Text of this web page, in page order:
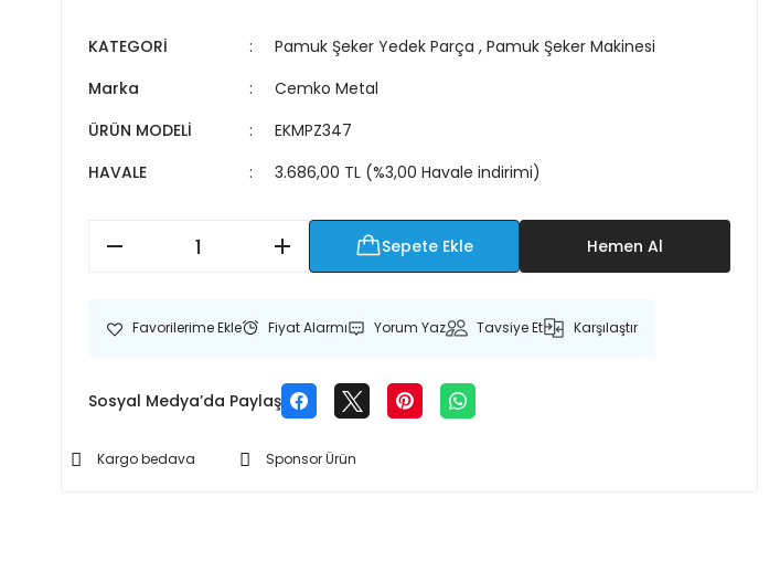
KATEGORİ Pamuk Şeker Yedek Parça , Pamuk Şeker Makinesi
Marka
Cemko Metal
ÜRÜN MODELİ
EKMPZ347
HAVALE
3.686,00 TL (%3,00 Havale indirimi)
Sepete Ekle Hemen Al
Fiyat Alarmı Yorum Yaz Tavsiye Et Karşılaştır
Sosyal Medya’da Paylaş
Kargo bedava Sponsor Ürün